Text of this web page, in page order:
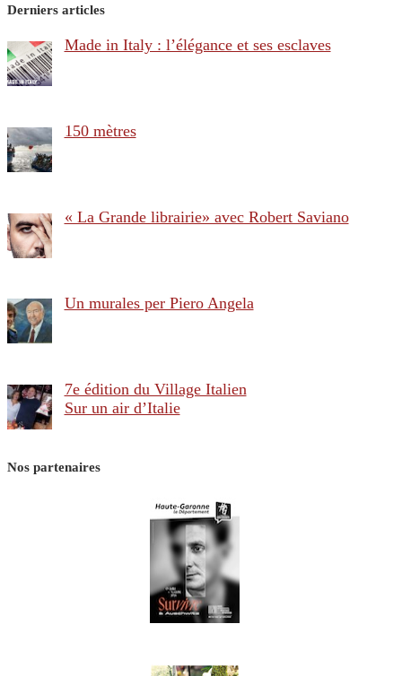
Derniers articles
Made in Italy : l’élégance et ses esclaves
150 mètres
« La Grande librairie» avec Robert Saviano
Un murales per Piero Angela
7e édition du Village Italien
Sur un air d’Italie
Nos partenaires